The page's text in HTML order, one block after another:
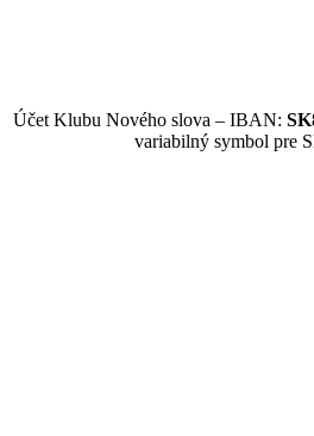
Účet Klubu Nového slova – IBAN:
variabilný symbol pre